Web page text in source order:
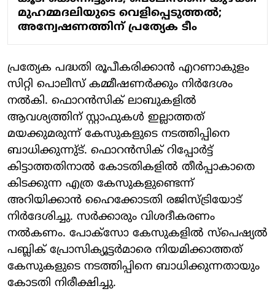
മുഹമ്മദലിയുടെ വെളിപ്പെടുത്തല്‍;
അന്വേഷണത്തിന് പ്രത്യേക ടീം
പ്രത്യേക പദ്ധതി രൂപീകരിക്കാന്‍ എറണാകുളം
സിറ്റി പൊലീസ് കമ്മീഷണര്‍ക്കും നിര്‍ദേശം
നല്‍കി. ഫൊറന്‍സിക് ലാബുകളില്‍
ആവശ്യത്തിന് സ്റ്റാഫുകള്‍ ഇല്ലാത്തത്
മയക്കുമരുന്ന് കേസുകളുടെ നടത്തിപ്പിനെ
ബാധിക്കുന്നു്ട്. ഫൊറന്‍സിക് റിപ്പോര്‍ട്ട്
കിട്ടാത്തതിനാല്‍ കോടതികളില്‍ തീര്‍പ്പാകാതെ
കിടക്കുന്ന എത്ര കേസുകളുണ്ടെന്ന്
അറിയിക്കാന്‍ ഹൈക്കോടതി രജിസ്ട്രിയോട്
നിര്‍ദേശിച്ചു. സര്‍ക്കാരും വിശദീകരണം
നല്‍കണം. പോക്‌സോ കേസുകളില്‍ സ്‌പെഷ്യല്‍
പബ്ലിക് പ്രോസിക്യൂട്ടര്‍മാരെ നിയമിക്കാത്തത്
കേസുകളുടെ നടത്തിപ്പിനെ ബാധിക്കുന്നതായും
കോടതി നിരീക്ഷിച്ചു.